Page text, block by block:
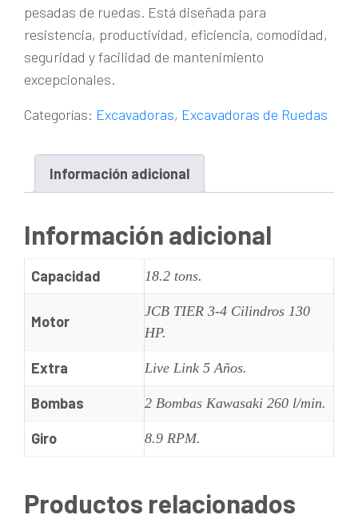
pesadas de ruedas. Está diseñada para
resistencia, productividad, eficiencia, comodidad,
seguridad y facilidad de mantenimiento
excepcionales.
Categorías: Excavadoras, Excavadoras de Ruedas
Información adicional
Información adicional
Capacidad 18.2 tons.
Motor
JCB TIER 3-4 Cilindros 130
HP.
Extra Live Link 5 Años.
Bombas 2 Bombas Kawasaki 260 l/min.
Giro 8.9 RPM.
Productos relacionados